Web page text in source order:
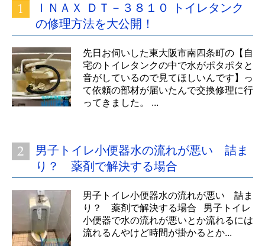
ＩＮＡＸ ＤＴ－３８１０ トイレタンク
の修理方法を大公開！
先日お伺いした東大阪市南四条町の【自
宅のトイレタンクの中で水がポタポタと
音がしているので見てほしいんです】っ
て依頼の部材が届いたんで交換修理に行
ってきました。 ...
男子トイレ小便器水の流れが悪い 詰ま
り？ 薬剤で解決する場合
男子トイレ小便器水の流れが悪い 詰ま
り？ 薬剤で解決する場合 男子トイレ
小便器で水の流れが悪いとか流れるには
流れるんやけど時間が掛かるとか...